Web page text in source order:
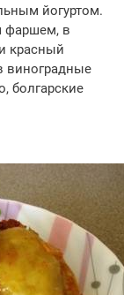
йогуртом.
фаршем, в
красный
виноградные
болгарские